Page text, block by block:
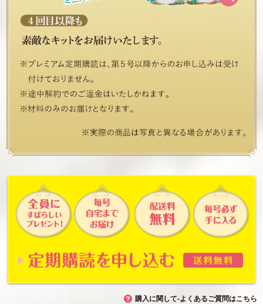
購入に関して-よくあるご質問はこちら